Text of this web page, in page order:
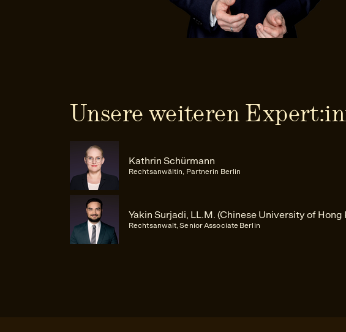
Unsere weiteren
Kathrin Schürmann
Rechtsanwältin, Partnerin Berlin
Yakin Surjadi, LL.M. (Chinese University of Hong
Rechtsanwalt, Senior Associate Berlin